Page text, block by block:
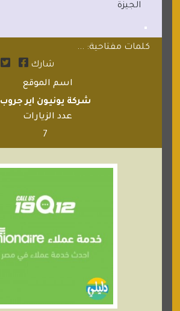
الجيزة
كلمات مفتاحية: ...
شارك
اسم الموقع
شركة يونيون اير جروب
عدد الزيارات
7